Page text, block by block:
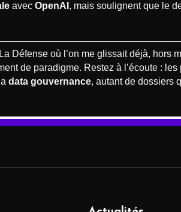
avec OpenAI , mais soulignent que le
Défense où l’on me glissait déjà, hors
de paradigme. Restez à l’écoute :
data gouvernance, autant de dossiers